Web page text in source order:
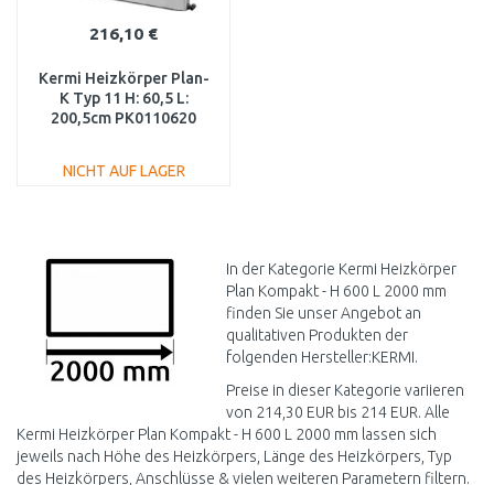
216,10 €
Kermi Heizkörper Plan-
K Typ 11 H: 60,5 L:
200,5cm PK0110620
NICHT AUF LAGER
Vergleichen
In der Kategorie Kermi Heizkörper
Plan Kompakt - H 600 L 2000 mm
finden Sie unser Angebot an
qualitativen Produkten der
folgenden Hersteller:KERMI.
Preise in dieser Kategorie variieren
von 214,30 EUR bis 214 EUR. Alle
Kermi Heizkörper Plan Kompakt - H 600 L 2000 mm lassen sich
jeweils nach Höhe des Heizkörpers, Länge des Heizkörpers, Typ
des Heizkörpers, Anschlüsse & vielen weiteren Parametern filtern.